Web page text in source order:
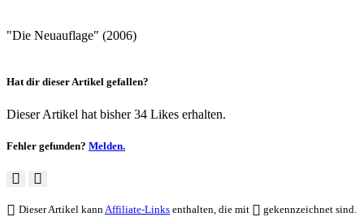
"Die Neuauflage" (2006)
Hat dir dieser Artikel gefallen?
Dieser Artikel hat bisher 34 Likes erhalten.
Fehler gefunden? Melden.
Dieser Artikel kannAffiliate-Links enthalten, die mit
gekennzeichnet sind.